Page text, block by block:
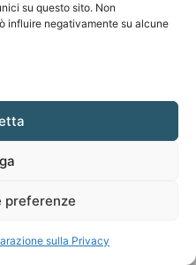
su questo sito. Non
influire negativamente su alcune
preferenze
sulla Privacy